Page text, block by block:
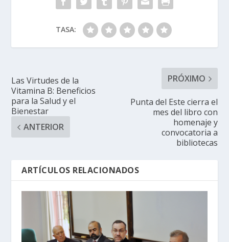
TASA:
Las Virtudes de la
Vitamina B: Beneficios
para la Salud y el
Bienestar
ANTERIOR
PRÓXIMO
Punta del Este cierra el
mes del libro con
homenaje y
convocatoria a
bibliotecas
ARTÍCULOS RELACIONADOS